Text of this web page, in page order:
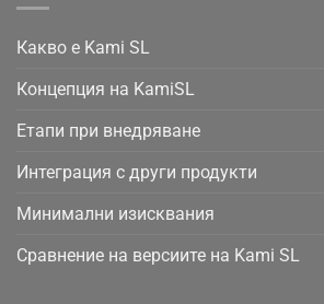
Какво е Kami SL
Концепция на KamiSL
Етапи при внедряване
Интеграция с други продукти
Минимални изисквания
Сравнение на версиите на Kami SL